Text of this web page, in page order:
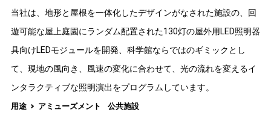
当社は、地形と屋根を一体化したデザインがなされた施設の、回
遊可能な屋上庭園にランダム配置された130灯の屋外用LED照明器
具向けLEDモジュールを開発、科学館ならではのギミックとし
て、現地の風向き、風速の変化に合わせて、光の流れを変えるイ
ンタラクティブな照明演出をプログラムしています。
用途 アミューズメント 公共施設